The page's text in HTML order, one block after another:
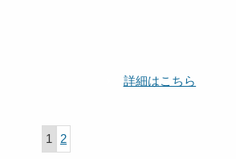
詳細はこちら
1 2